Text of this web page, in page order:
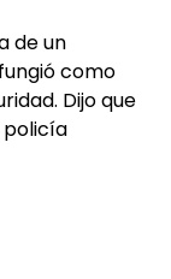
de un
como
Dijo que